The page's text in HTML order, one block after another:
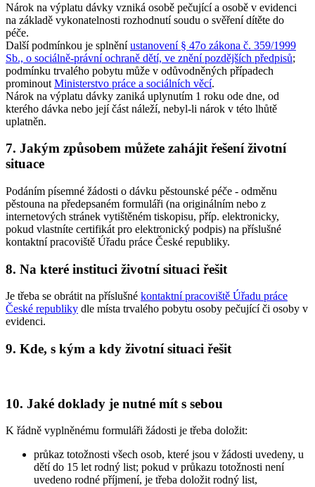
Nárok na výplatu dávky vzniká osobě pečující a osobě v evidenci
na základě vykonatelnosti rozhodnutí soudu o svěření dítěte do
péče.
Další podmínkou je splněníustanovení § 47o zákona č. 359/1999
Sb., o sociálně-právní ochraně dětí, ve znění pozdějších předpisů;
podmínku trvalého pobytu může v odůvodněných případech
prominout Ministerstvo práce a sociálních věcí.
Nárok na výplatu dávky zaniká uplynutím 1 roku ode dne, od
kterého dávka nebo její část náleží, nebyl-li nárok v této lhůtě
uplatněn.
7. Jakým způsobem můžete zahájit řešení životní
situace
Podáním písemné žádosti o dávku pěstounské péče - odměnu
pěstouna na předepsaném formuláři (na originálním nebo z
internetových stránek vytištěném tiskopisu, příp. elektronicky,
pokud vlastníte certifikát pro elektronický podpis) na příslušné
kontaktní pracoviště Úřadu práce České republiky.
8. Na které instituci životní situaci řešit
Je třeba se obrátit na příslušné kontaktní pracoviště Úřadu práce
České republiky dle místa trvalého pobytu osoby pečující či osoby v
evidenci.
9. Kde, s kým a kdy životní situaci řešit
10. Jaké doklady je nutné mít s sebou
K řádně vyplněnému formuláři žádosti je třeba doložit:
průkaz totožnosti všech osob, které jsou v žádosti uvedeny, u
dětí do 15 let rodný list; pokud v průkazu totožnosti není
uvedeno rodné příjmení, je třeba doložit rodný list,